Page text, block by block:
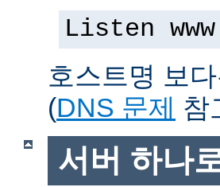
Listen
호스트명 보
(DNS 문제 참
서버 하나